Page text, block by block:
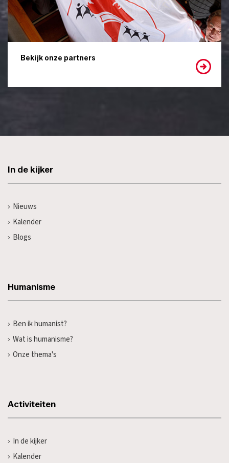
Bekijk onze partners
In de kijker
Nieuws
Kalender
Blogs
Humanisme
Ben ik humanist?
Wat is humanisme?
Onze thema's
Activiteiten
In de kijker
Kalender